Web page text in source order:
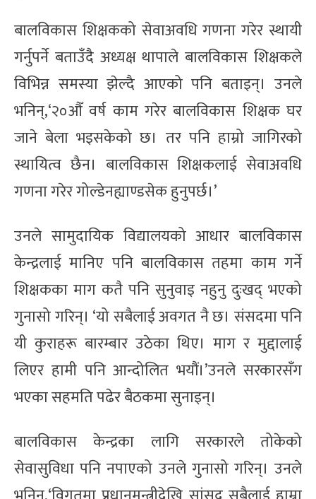
बालविकास शिक्षकको सेवाअवधि गणना गरेर स्थायी
गर्नुपर्ने बताउँदै अध्यक्ष थापाले बालविकास शिक्षकले
विभिन्न समस्या झेल्दै आएको पनि बताइन्। उनले
भनिन्,‘२०औँ वर्ष काम गरेर बालविकास शिक्षक घर
जाने बेला भइसकेको छ। तर पनि हाम्रो जागिरको
स्थायित्व छैन। बालविकास शिक्षकलाई सेवाअवधि
गणना गरेर गोल्डेनह्याण्डसेक हुनुपर्छ।’
उनले सामुदायिक विद्यालयको आधार बालविकास
केन्द्रलाई मानिए पनि बालविकास तहमा काम गर्ने
शिक्षकका माग कतै पनि सुनुवाइ नहुनु दुःखद् भएको
गुनासो गरिन्। ‘यो सबैलाई अवगत नै छ। संसदमा पनि
यी कुराहरू बारम्बार उठेका थिए। माग र मुद्दालाई
लिएर हामी पनि आन्दोलित भयौं।’उनले सरकारसँग
भएका सहमति पढेर बैठकमा सुनाइन्।
बालविकास केन्द्रका लागि सरकारले तोकेको
सेवासुविधा पनि नपाएको उनले गुनासो गरिन्। उनले